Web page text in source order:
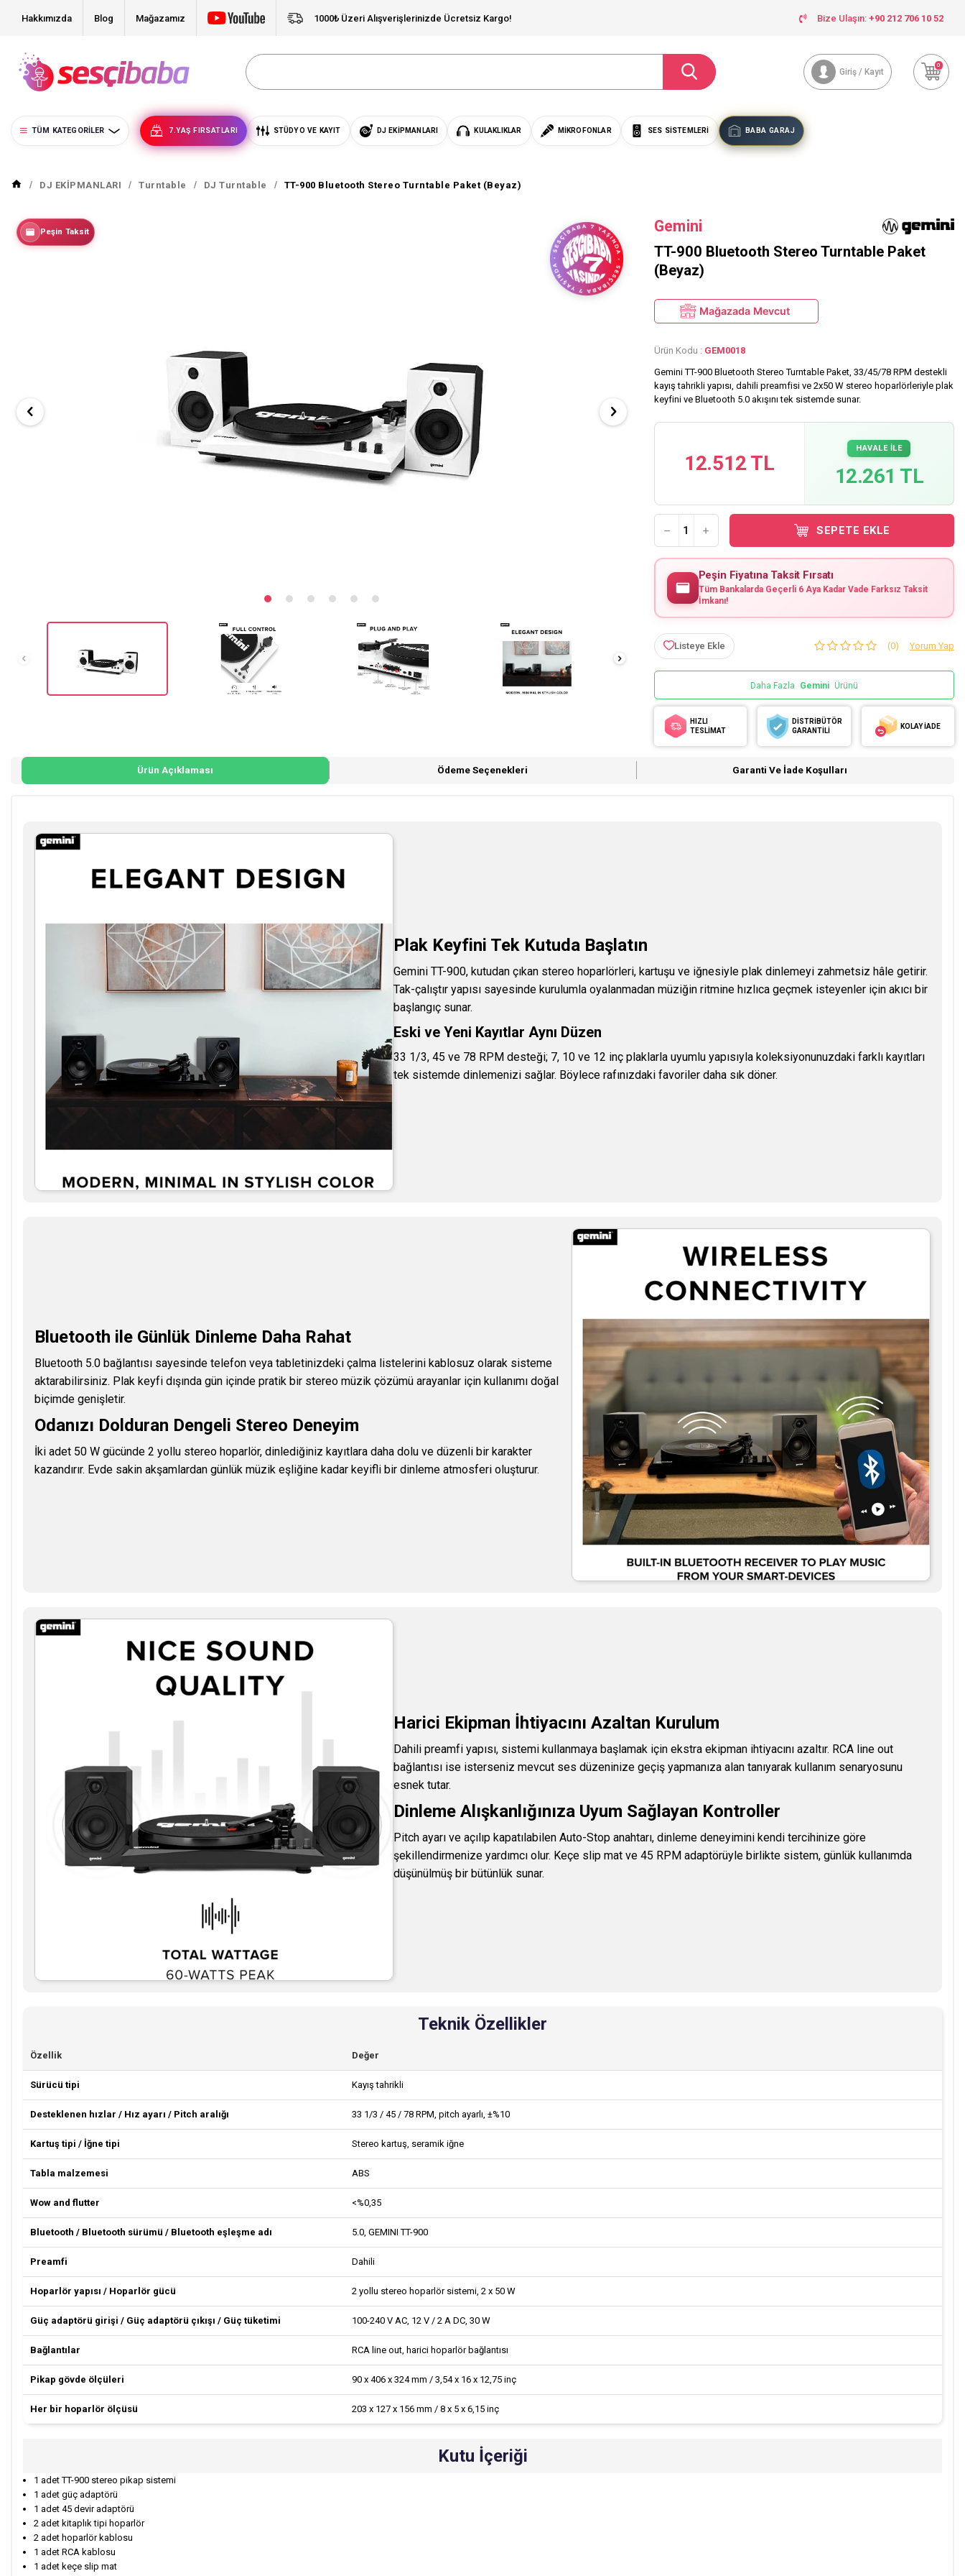
Hakkımızda Blog Mağazamız 1000₺ Üzeri Alışverişlerinizde Ücretsiz Kargo! Bize Ulaşın: +90 212 706 10 52
Giriş / Kayıt
0
TÜM KATEGORILER 7.YAŞ FIRSATLARI STÜDYO VE KAYIT DJ EKIPMANLARI KULAKLIKLAR MIKROFONLAR SES SISTEMLERI BABA GARAJ
DJ EKİPMANLARI Turntable DJ Turntable TT-900 Bluetooth Stereo Turntable Paket (Beyaz)
Peşin Taksit Gemini
TT-900 Bluetooth Stereo Turntable Paket
(Beyaz)
Mağazada Mevcut
Ürün Kodu : GEM0018
Gemini TT-900 Bluetooth Stereo Turntable Paket, 33/45/78 RPM destekli
kayış tahrikli yapısı, dahili preamfisi ve 2x50 W stereo hoparlörleriyle plak
keyfini ve Bluetooth 5.0 akışını tek sistemde sunar.
12.512 TL
HAVALE İLE
12.261 TL
SEPETE EKLE
Peşin Fiyatına Taksit Fırsatı
Tüm Bankalarda Geçerli 6 Aya Kadar Vade Farksız Taksit
İmkanı!
Listeye Ekle (0) Yorum Yap
Daha Fazla Gemini Ürünü
HIZLI
TESLİMAT
DİSTRİBÜTÖR
GARANTİLİ
KOLAY İADE
Ürün Açıklaması Ödeme Seçenekleri Garanti Ve İade Koşulları
Plak Keyfini Tek Kutuda Başlatın
Gemini TT-900, kutudan çıkan stereo hoparlörleri, kartuşu ve iğnesiyle plak dinlemeyi zahmetsiz hâle getirir.
Tak-çalıştır yapısı sayesinde kurulumla oyalanmadan müziğin ritmine hızlıca geçmek isteyenler için akıcı bir
başlangıç sunar.
Eski ve Yeni Kayıtlar Aynı Düzen
33 1/3, 45 ve 78 RPM desteği; 7, 10 ve 12 inç plaklarla uyumlu yapısıyla koleksiyonunuzdaki farklı kayıtları
tek sistemde dinlemenizi sağlar. Böylece rafınızdaki favoriler daha sık döner.
Bluetooth ile Günlük Dinleme Daha Rahat
Bluetooth 5.0 bağlantısı sayesinde telefon veya tabletinizdeki çalma listelerini kablosuz olarak sisteme
aktarabilirsiniz. Plak keyfi dışında gün içinde pratik bir stereo müzik çözümü arayanlar için kullanımı doğal
biçimde genişletir.
Odanızı Dolduran Dengeli Stereo Deneyim
İki adet 50 W gücünde 2 yollu stereo hoparlör, dinlediğiniz kayıtlara daha dolu ve düzenli bir karakter
kazandırır. Evde sakin akşamlardan günlük müzik eşliğine kadar keyifli bir dinleme atmosferi oluşturur.
Harici Ekipman İhtiyacını Azaltan Kurulum
Dahili preamfi yapısı, sistemi kullanmaya başlamak için ekstra ekipman ihtiyacını azaltır. RCA line out
bağlantısı ise isterseniz mevcut ses düzeninize geçiş yapmanıza alan tanıyarak kullanım senaryosunu
esnek tutar.
Dinleme Alışkanlığınıza Uyum Sağlayan Kontroller
Pitch ayarı ve açılıp kapatılabilen Auto-Stop anahtarı, dinleme deneyimini kendi tercihinize göre
şekillendirmenize yardımcı olur. Keçe slip mat ve 45 RPM adaptörüyle birlikte sistem, günlük kullanımda
düşünülmüş bir bütünlük sunar.
Teknik Özellikler
Özellik Değer
Sürücü tipi Kayış tahrikli
Desteklenen hızlar / Hız ayarı / Pitch aralığı 33 1/3 / 45 / 78 RPM, pitch ayarlı, ±%10
Kartuş tipi / İğne tipi Stereo kartuş, seramik iğne
Tabla malzemesi ABS
Wow and flutter <%0,35
Bluetooth / Bluetooth sürümü / Bluetooth eşleşme adı 5.0, GEMINI TT-900
Preamfi Dahili
Hoparlör yapısı / Hoparlör gücü 2 yollu stereo hoparlör sistemi, 2 x 50 W
Güç adaptörü girişi / Güç adaptörü çıkışı / Güç tüketimi 100-240 V AC, 12 V / 2 A DC, 30 W
Bağlantılar RCA line out, harici hoparlör bağlantısı
Pikap gövde ölçüleri 90 x 406 x 324 mm / 3,54 x 16 x 12,75 inç
Her bir hoparlör ölçüsü 203 x 127 x 156 mm / 8 x 5 x 6,15 inç
Kutu İçeriği
1 adet TT-900 stereo pikap sistemi
1 adet güç adaptörü
1 adet 45 devir adaptörü
2 adet kitaplık tipi hoparlör
2 adet hoparlör kablosu
1 adet RCA kablosu
1 adet keçe slip mat